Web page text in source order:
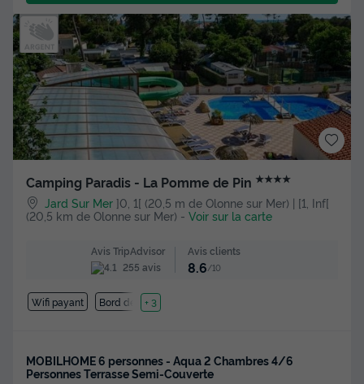
Camping Paradis - La Pomme de Pin ★★★★
Jard Sur Mer ]0, 1[ (20,5 m de Olonne sur Mer) | [1, Inf[
(20,5 km de Olonne sur Mer) - Voir sur la carte
Avis TripAdvisor
255 avis
Avis clients
8.6/10
Wifi payant Bord de mer
+ 3
MOBILHOME 6 personnes - Aqua 2 Chambres 4/6
Personnes Terrasse Semi-Couverte